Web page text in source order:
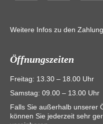
Weitere Infos zu den
Öffnungszeiten
Freitag: 13.30 – 18.00 Uhr
Samstag: 09.00 – 13.00 Uhr
Falls Sie außerhalb unserer
können Sie jederzeit sehr